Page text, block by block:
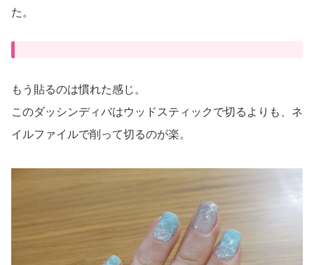
た。
もう貼るのは慣れた感じ。
このダッシンディバはウッドスティックで切るよりも、ネ
イルファイルで削って切るのが楽。